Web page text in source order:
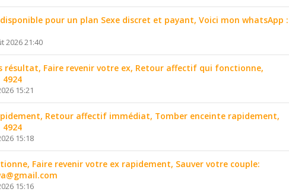
disponible pour un plan Sexe discret et payant, Voici mon whatsApp :
2026 21:40
résultat, Faire revenir votre ex, Retour affectif qui fonctionne,
4924
15:21
Retour affectif immédiat, Tomber enceinte rapidement,
4924
15:18
Faire revenir votre ex rapidement, Sauver votre couple:
15:16